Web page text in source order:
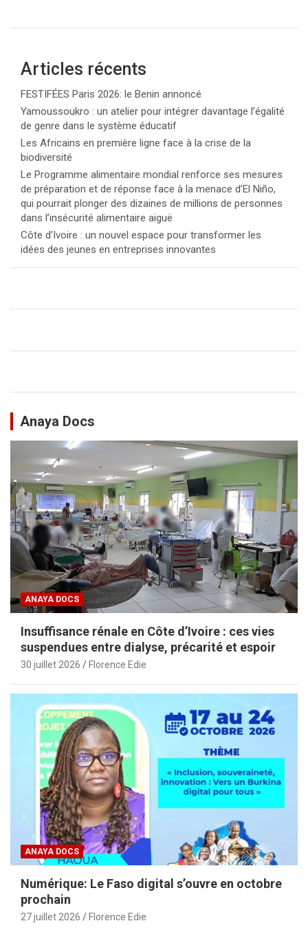
Articles récents
FESTIFÉES Paris 2026: le Benin annoncé
Yamoussoukro : un atelier pour intégrer davantage l’égalité
de genre dans le système éducatif
Les Africains en première ligne face à la crise de la
biodiversité
Le Programme alimentaire mondial renforce ses mesures
de préparation et de réponse face à la menace d’El Niño,
qui pourrait plonger des dizaines de millions de personnes
dans l’insécurité alimentaire aiguë
Côte d’Ivoire : un nouvel espace pour transformer les
idées des jeunes en entreprises innovantes
Anaya Docs
ANAYA DOCS
Insuffisance rénale en Côte d’Ivoire : ces vies
suspendues entre dialyse, précarité et espoir
30 juillet 2026 Florence Edie
ANAYA DOCS
Numérique: Le Faso digital s’ouvre en octobre
prochain
27 juillet 2026 Florence Edie